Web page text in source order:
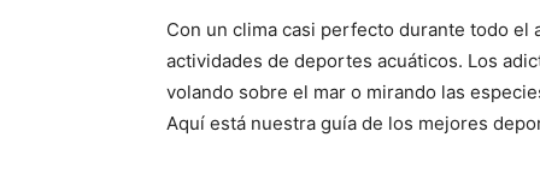
Con un clima casi perfecto durante todo el
actividades de deportes acuáticos. Los
volando sobre el mar o mirando las
Aquí está nuestra guía de los mejores